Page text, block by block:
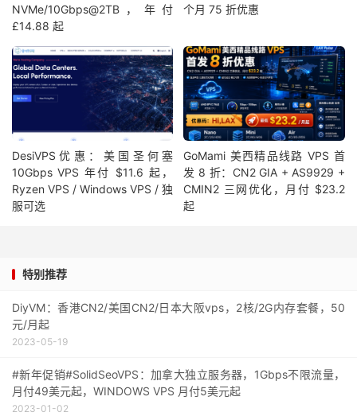
NVMe/10Gbps@2TB，年付
£14.88 起
个月 75 折优惠
DesiVPS优惠：美国圣何塞
10Gbps VPS 年付 $11.6 起，
Ryzen VPS / Windows VPS / 独
服可选
GoMami 美西精品线路 VPS 首
发 8 折：CN2 GIA + AS9929 +
CMIN2 三网优化，月付 $23.2
起
特别推荐
DiyVM：香港CN2/美国CN2/日本大阪vps，2核/2G内存套餐，50
元/月起
2023-05-19
#新年促销#SolidSeoVPS：加拿大独立服务器，1Gbps不限流量，
月付49美元起，WINDOWS VPS 月付5美元起
2023-01-02